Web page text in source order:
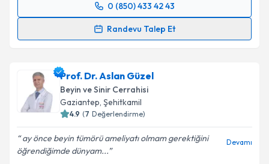
0 (850) 433 42 43
Randevu Talep Et
Randevu Takvimi Talebi
için bir takvim hazırlandığında e-posta ile
bilgilendireceğiz.
E-posta Adresiniz
Prof. Dr. Aslan Güzel
Beyin ve Sinir Cerrahisi
Gaziantep, Şehitkamil
4.9 (7 Değerlendirme)
ay önce beyin tümörü ameliyatı olmam gerektiğini
öğrendiğimde dünyam...
Devamı